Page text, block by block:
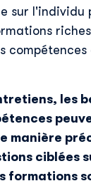
sur l'individu
les
manière
ciblées
formations